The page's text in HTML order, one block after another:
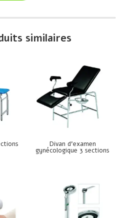
similaires
Divan d’examen
gynécologique 3 sections